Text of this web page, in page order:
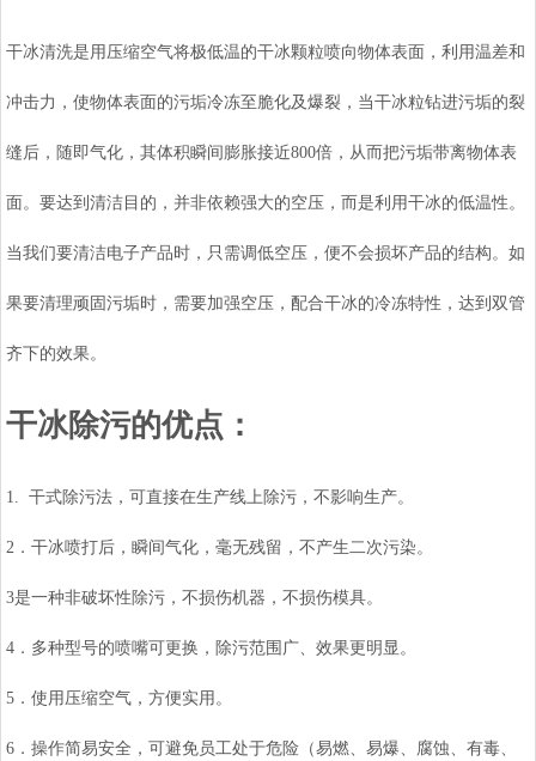
干冰清洗是用压缩空气将极低温的干冰颗粒喷向物体表面，利用温差和
冲击力，使物体表面的污垢冷冻至脆化及爆裂，当干冰粒钻进污垢的裂
缝后，随即气化，其体积瞬间膨胀接近800倍，从而把污垢带离物体表
面。要达到清洁目的，并非依赖强大的空压，而是利用干冰的低温性。
当我们要清洁电子产品时，只需调低空压，便不会损坏产品的结构。如
果要清理顽固污垢时，需要加强空压，配合干冰的冷冻特性，达到双管
齐下的效果。
干冰除污的优点：
1. 干式除污法，可直接在生产线上除污，不影响生产。
2．干冰喷打后，瞬间气化，毫无残留，不产生二次污染。
3是一种非破坏性除污，不损伤机器，不损伤模具。
4．多种型号的喷嘴可更换，除污范围广、效果更明显。
5．使用压缩空气，方便实用。
6．操作简易安全，可避免员工处于危险（易燃、易爆、腐蚀、有毒、